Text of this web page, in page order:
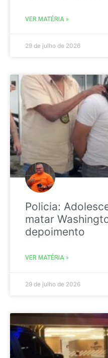
VER MATÉRIA »
29 de julho de 2026
Policia:
matar
depoimento
VER MATÉRIA »
29 de julho de 2026